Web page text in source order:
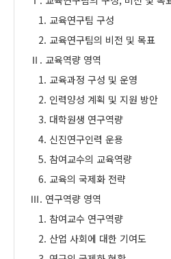
1. 교육연구팀 구성
2. 교육연구팀의 비전 및 목표
Ⅱ. 교육역량 영역
1. 교육과정 구성 및 운영
2. 인력양성 계획 및 지원 방안
3. 대학원생 연구역량
4. 신진연구인력 운용
5. 참여교수의 교육역량
6. 교육의 국제화 전략
Ⅲ. 연구역량 영역
1. 참여교수 연구역량
2. 산업 사회에 대한 기여도